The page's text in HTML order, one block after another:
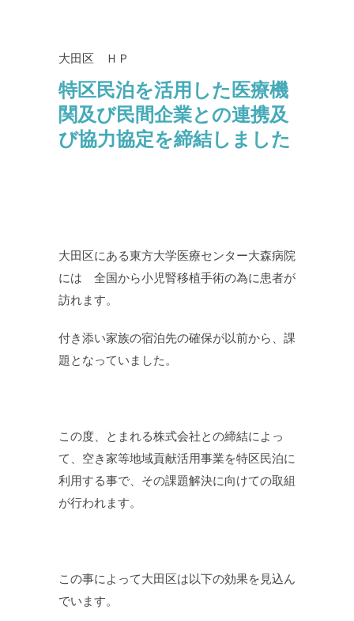
大田区 ＨＰ
特区民泊を活用した医療機
関及び民間企業との連携及
び協力協定を締結しました
大田区にある東方大学医療センター大森病院
には 全国から小児腎移植手術の為に患者が
訪れます。
付き添い家族の宿泊先の確保が以前から、課
題となっていました。
この度、とまれる株式会社との締結によっ
て、空き家等地域貢献活用事業を特区民泊に
利用する事で、その課題解決に向けての取組
が行われます。
この事によって大田区は以下の効果を見込ん
でいます。